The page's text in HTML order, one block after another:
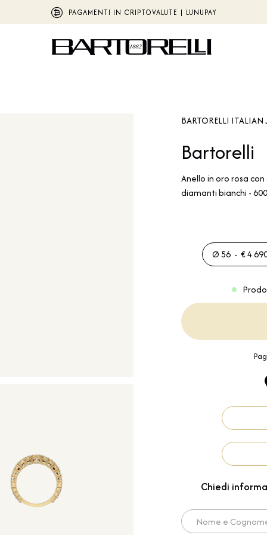
PAGAMENTI IN CRIPTOVALUTE | LUNUPAY
BARTORELLI ITALIAN
Bartorelli
Anello in oro rosa
diamanti bianchi -
Ø 56 - €
Chiedi
Nome e Cognome*